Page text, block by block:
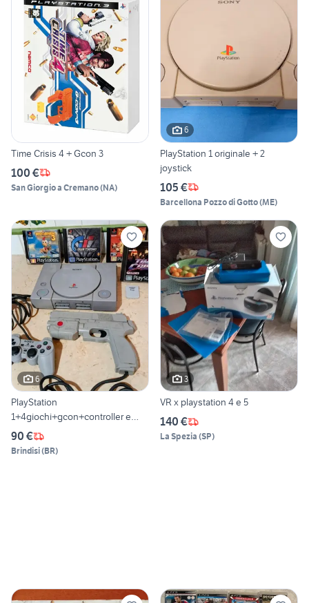
Time Crisis 4 + Gcon 3
100 €
San Giorgio a Cremano(NA)
6
PlayStation 1 originale + 2
joystick
105 €
Barcellona Pozzo di Gotto(ME)
6
PlayStation
1+4giochi+gcon+controller e
memory
90 €
Brindisi(BR)
3
VR x playstation 4 e 5
140 €
La Spezia (SP)